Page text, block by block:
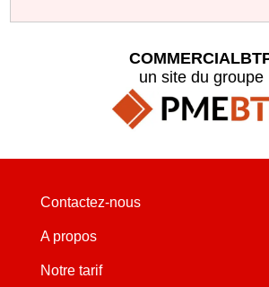
un site du groupe
Contactez-nous
A propos
Notre tarif